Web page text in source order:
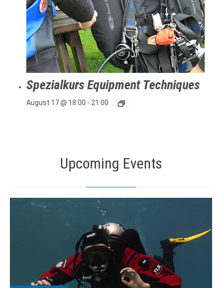
Spezialkurs Equipment Techniques
August 17 @ 18:00 -21:00
Upcoming Events